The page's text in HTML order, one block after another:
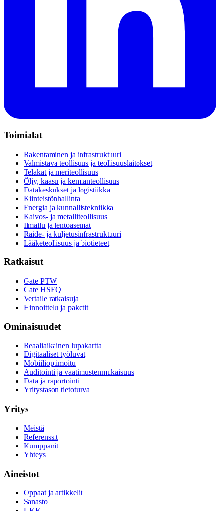
Toimialat
Rakentaminen ja infrastruktuuri
Valmistava teollisuus ja teollisuuslaitokset
Telakat ja meriteollisuus
Öljy, kaasu ja kemianteollisuus
Datakeskukset ja logistiikka
Kiinteistönhallinta
Energia ja kunnallistekniikka
Kaivos- ja metalliteollisuus
Ilmailu ja lentoasemat
Raide- ja kuljetusinfrastruktuuri
Lääketeollisuus ja biotieteet
Ratkaisut
Gate PTW
Gate HSEQ
Vertaile ratkaisuja
Hinnoittelu ja paketit
Ominaisuudet
Reaaliaikainen lupakartta
Digitaaliset työluvat
Mobiilioptimoitu
Auditointi ja vaatimustenmukaisuus
Data ja raportointi
Yritystason tietoturva
Yritys
Meistä
Referenssit
Kumppanit
Yhteys
Aineistot
Oppaat ja artikkelit
Sanasto